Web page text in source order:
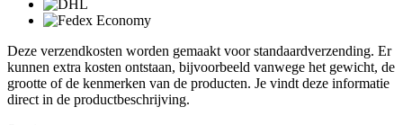
Deze verzendkosten worden gemaakt voor standaardverzending. Er
kunnen extra kosten ontstaan, bijvoorbeeld vanwege het gewicht, de
grootte of de kenmerken van de producten. Je vindt deze informatie
direct in de productbeschrijving.